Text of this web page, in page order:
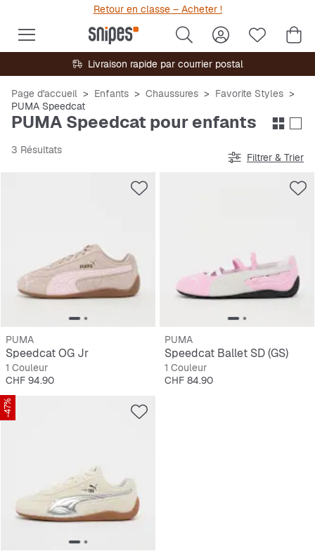
Retour en classe – Acheter !
Livraison rapide par courrier postal
Page d'accueil Enfants Chaussures
Favorite Styles
PUMA Speedcat
PUMA Speedcat pour enfants
3 Résultats
Filtrer & Trier
PUMA
Speedcat OG Jr
1 Couleur
Prix
CHF 94.90
PUMA
Speedcat Ballet SD (GS)
1 Couleur
Prix
CHF 84.90
-47%